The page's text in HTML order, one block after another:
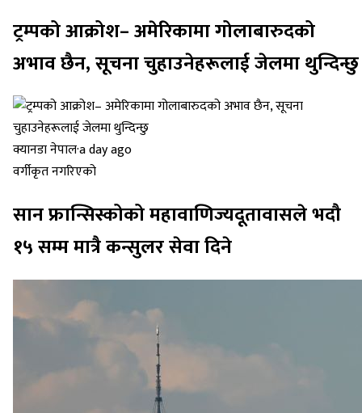
ट्रम्पको आक्रोश– अमेरिकामा गोलाबारुदको
अभाव छैन, सूचना चुहाउनेहरूलाई जेलमा थुन्दिन्छु
क्यानडा नेपाल·a day ago
वर्गीकृत नगरिएको
सान फ्रान्सिस्कोको महावाणिज्यदूतावासले भदौ
१५ सम्म मात्रै कन्सुलर सेवा दिने